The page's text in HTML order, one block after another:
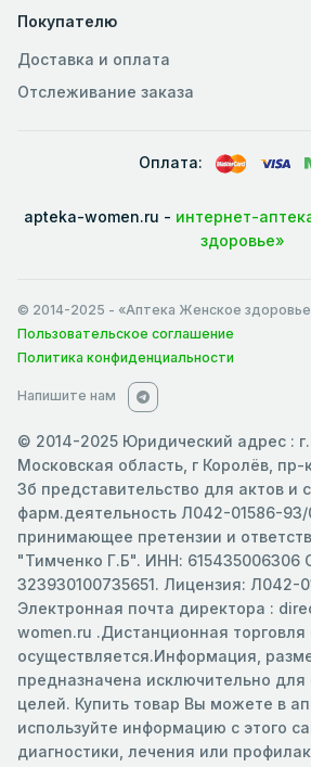
Покупателю
Доставка и оплата
Отслеживание заказа
Оплата:
apteka-women.ru - интернет-
здоровье»
© 2014-2025 - «Аптека Женское
Пользовательское соглашение
Политика конфиденциальности
Напишите нам
© 2014-2025 Юридический адрес :
Московская область, г Королёв, пр-
3б представительство для актов и
фарм.деятельность Л042-01586-93/
принимающее претензии и
"Тимченко Г.Б". ИНН: 615435006306
323930100735651. Лицензия: Л042-
Электронная почта директора :
women.ru .Дистанционная торговля
осуществляется.Информация,
предназначена исключительно
целей. Купить товар Вы можете в
используйте информацию с этого
диагностики, лечения или